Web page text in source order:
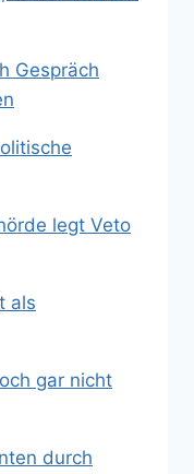
Gespräch
legt Veto
als
gar nicht
durch